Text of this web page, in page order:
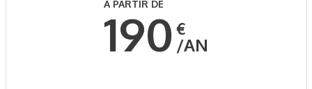
À PARTIR DE
190€
AN